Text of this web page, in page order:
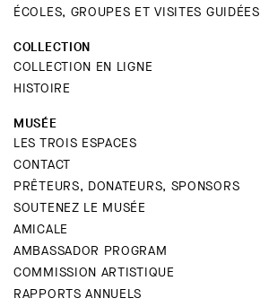
ÉCOLES, GROUPES ET VISITES GUIDÉES
COLLECTION
COLLECTION EN LIGNE
HISTOIRE
MUSÉE
LES TROIS ESPACES
CONTACT
PRÊTEURS, DONATEURS, SPONSORS
SOUTENEZ LE MUSÉE
AMICALE
AMBASSADOR PROGRAM
COMMISSION ARTISTIQUE
RAPPORTS ANNUELS